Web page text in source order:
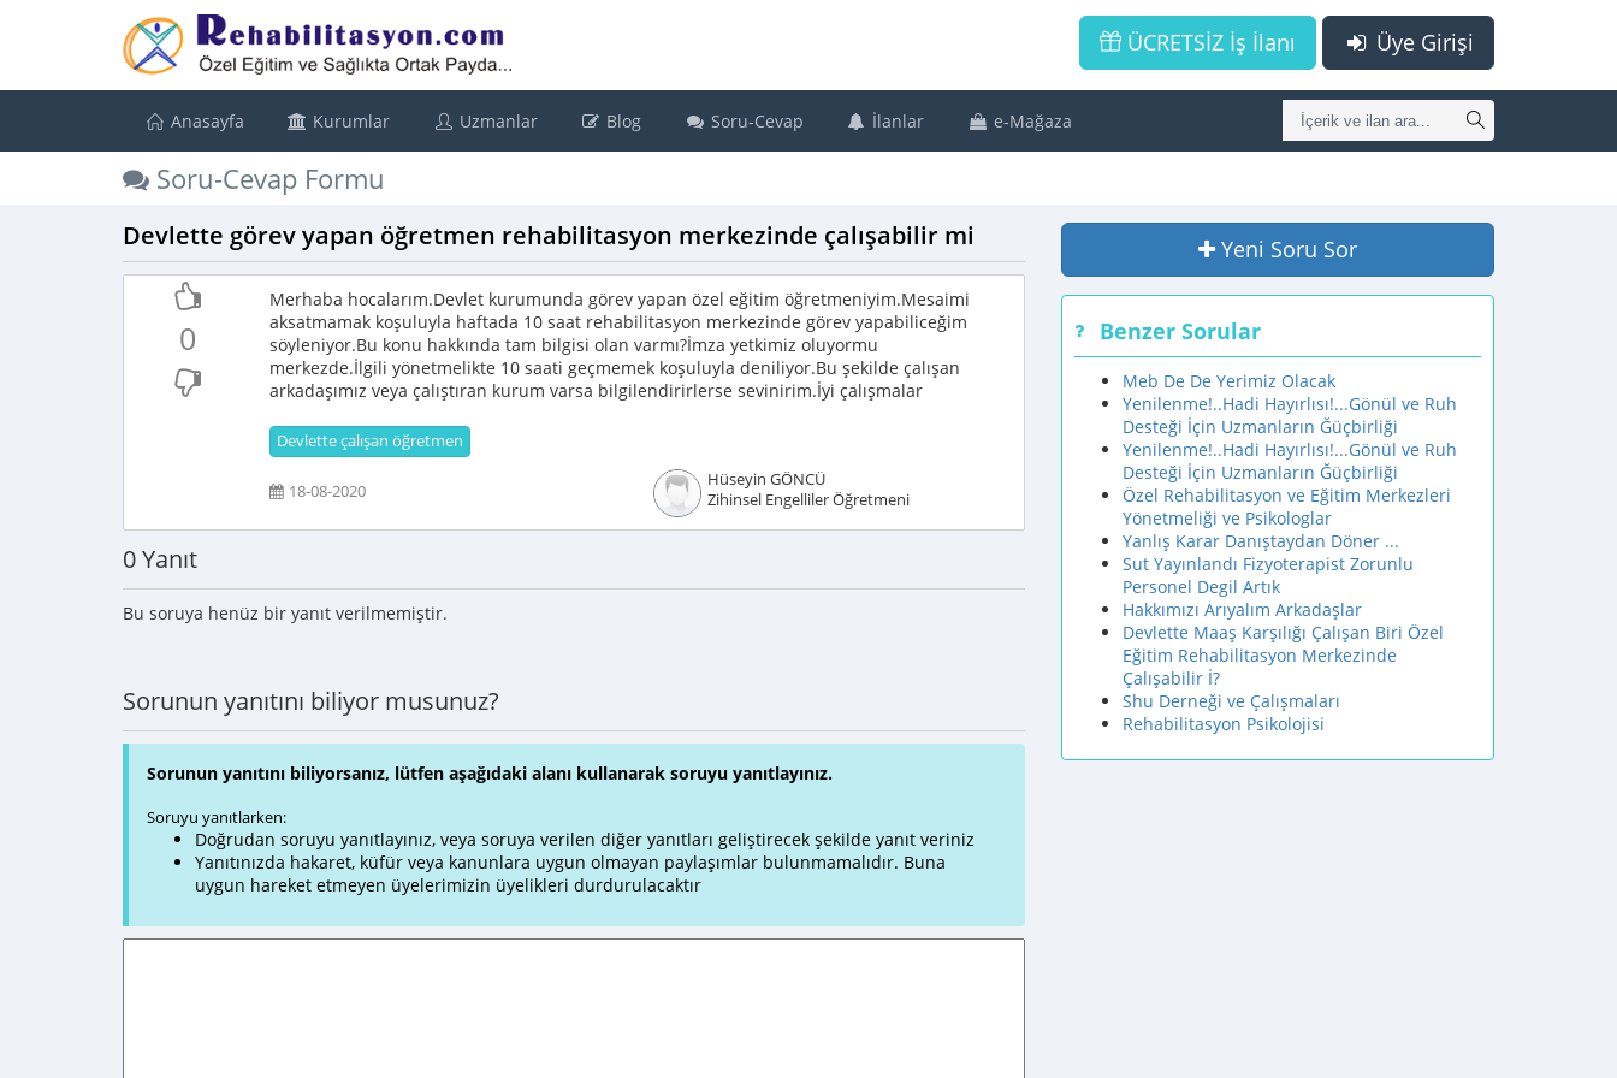
Üye Girişi
ÜCRETSİZ İş İlanı
Anasayfa Kurumlar Uzmanlar Blog Soru-Cevap İlanlar e-Mağaza
Soru-Cevap Formu
Devlette görev yapan öğretmen rehabilitasyon merkezinde çalışabilir mi
0
Merhaba hocalarım.Devlet kurumunda görev yapan özel eğitim öğretmeniyim.Mesaimi
aksatmamak koşuluyla haftada 10 saat rehabilitasyon merkezinde görev yapabiliceğim
söyleniyor.Bu konu hakkında tam bilgisi olan varmı?İmza yetkimiz oluyormu
merkezde.İlgili yönetmelikte 10 saati geçmemek koşuluyla deniliyor.Bu şekilde çalışan
arkadaşımız veya çalıştıran kurum varsa bilgilendirirlerse sevinirim.İyi çalışmalar
Devlette çalışan öğretmen
18-08-2020
Hüseyin GÖNCÜ
Zihinsel Engelliler Öğretmeni
0 Yanıt
Bu soruya henüz bir yanıt verilmemiştir.
Sorunun yanıtını biliyor musunuz?
Sorunun yanıtını biliyorsanız, lütfen aşağıdaki alanı kullanarak soruyu yanıtlayınız.
Soruyu yanıtlarken:
Doğrudan soruyu yanıtlayınız, veya soruya verilen diğer yanıtları geliştirecek şekilde yanıt veriniz
Yanıtınızda hakaret, küfür veya kanunlara uygun olmayan paylaşımlar bulunmamalıdır. Buna
uygun hareket etmeyen üyelerimizin üyelikleri durdurulacaktır
Yeni Soru Sor
Benzer Sorular
Meb De De Yerimiz Olacak
Yenilenme!..Hadi Hayırlısı!...Gönül ve Ruh
Desteği İçin Uzmanların Ğüçbirliği
Yenilenme!..Hadi Hayırlısı!...Gönül ve Ruh
Desteği İçin Uzmanların Ğüçbirliği
Özel Rehabilitasyon ve Eğitim Merkezleri
Yönetmeliği ve Psikologlar
Yanlış Karar Danıştaydan Döner ...
Sut Yayınlandı Fizyoterapist Zorunlu
Personel Degil Artık
Hakkımızı Arıyalım Arkadaşlar
Devlette Maaş Karşılığı Çalışan Biri Özel
Eğitim Rehabilitasyon Merkezinde
Çalışabilir İ?
Shu Derneği ve Çalışmaları
Rehabilitasyon Psikolojisi